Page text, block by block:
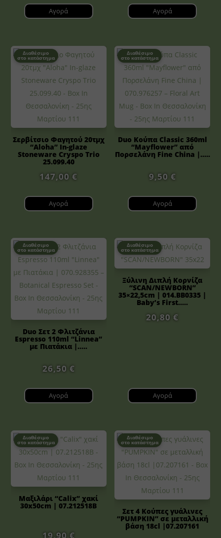
Αγορά Αγορά
Διαθέσιμο
στο κατάστημα
Σερβίτσιο Φαγητού 20τμχ
“Aloha” In-glaze
Stoneware Cryspo Trio
25.099.40
147,00€
Αγορά
Διαθέσιμο
στο κατάστημα
Duo Κούπα Classic 360ml
“Mayflower” από
Πορσελάνη Fine China |.....
9,50 €
Αγορά
Διαθέσιμο
στο κατάστημα
Duo Σετ 2 Φλιτζάνια
Espresso 110ml “Linnea”
με Πιατάκια |.....
26,50 €
Αγορά
Διαθέσιμο
στο κατάστημα
Ξύλινη Διπλή Κορνίζα
“SCAN/NEWBORN”
35×22,5cm | 014.BB0335 |
Baby’s First.....
20,80€
Αγορά
Διαθέσιμο
στο κατάστημα
Μαξιλάρι “Calix” χακί
30x50cm | 07.212518B
19,90 €
Διαθέσιμο
στο κατάστημα
Σετ 4 Κούπες γυάλινες
“PUMPKIN” σε μεταλλική
βάση 18cl |07.207161